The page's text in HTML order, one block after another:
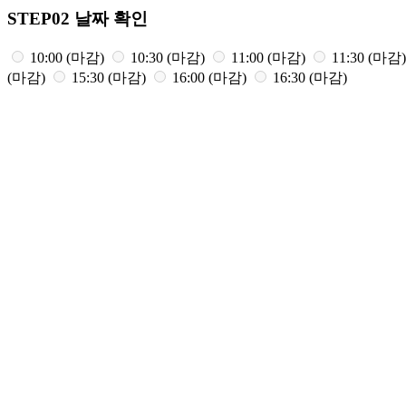
STEP02 날짜 확인
10:00 (마감) 10:30 (마감) 11:00 (마감)
11:30 (마
(마감)
15:30 (마감) 16:00 (마감) 16:30 (마감)